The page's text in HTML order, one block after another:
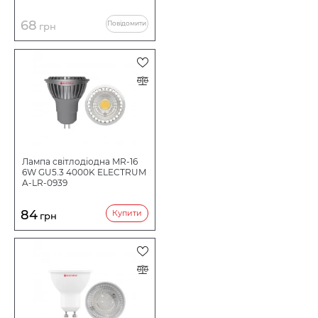
68 грн Повідомити
Лампа світлодіодна MR-16
6W GU5.3 4000K ELECTRUM
A-LR-0939
84 грн Купити